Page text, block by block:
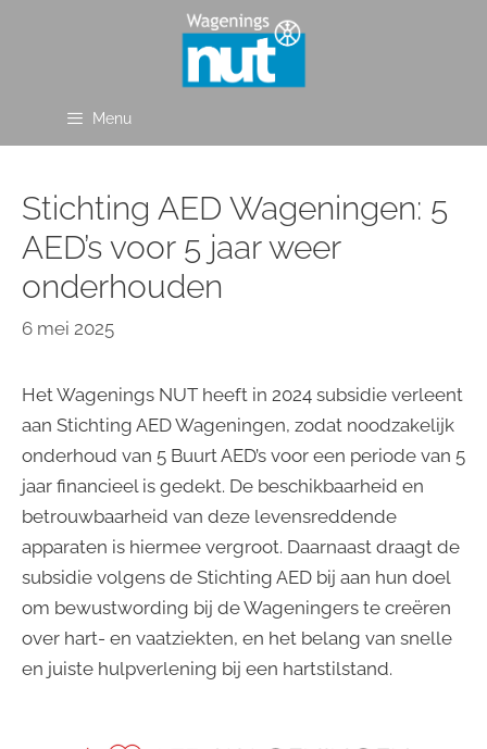
Menu
Stichting AED Wageningen: 5
AED’s voor 5 jaar weer
onderhouden
6 mei 2025
Het Wagenings NUT heeft in 2024 subsidie verleent
aan Stichting AED Wageningen, zodat noodzakelijk
onderhoud van 5 Buurt AED’s voor een periode van 5
jaar financieel is gedekt. De beschikbaarheid en
betrouwbaarheid van deze levensreddende
apparaten is hiermee vergroot. Daarnaast draagt de
subsidie volgens de Stichting AED bij aan hun doel
om bewustwording bij de Wageningers te creëren
over hart- en vaatziekten, en het belang van snelle
en juiste hulpverlening bij een hartstilstand.